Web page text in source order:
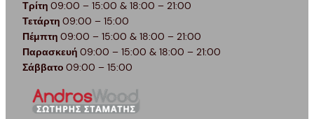
Τρίτη 09:00 – 15:00 & 18:00 – 21:00
Τετάρτη 09:00 – 15:00
Πέμπτη 09:00 – 15:00 & 18:00 – 21:00
Παρασκευή 09:00 – 15:00 & 18:00 – 21:00
Σάββατο 09:00 – 15:00